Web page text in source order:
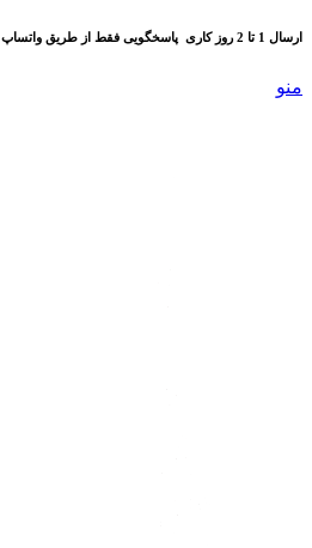
ارسال 1 تا 2 روز کاری پاسخگویی فقط از طریق واتساپ
منو